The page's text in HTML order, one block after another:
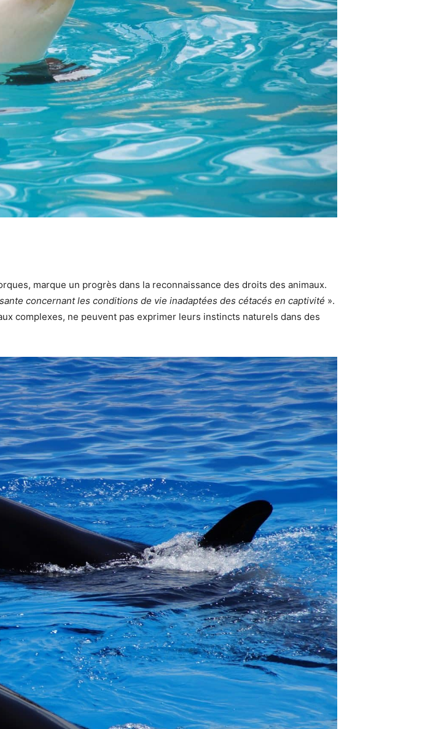
marque un progrès dans la reconnaissance des droits des animaux.
concernant les conditions de vie inadaptées des cétacés en captivité ».
complexes, ne peuvent pas exprimer leurs instincts naturels dans des